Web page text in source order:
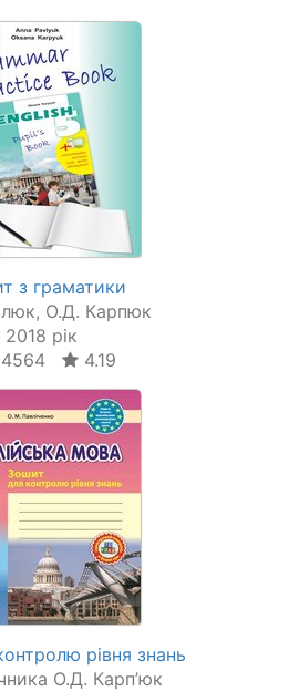
з граматики
О.Д. Карпюк
2018 рік
4.19
рівня знань
О.Д. Карп’юк